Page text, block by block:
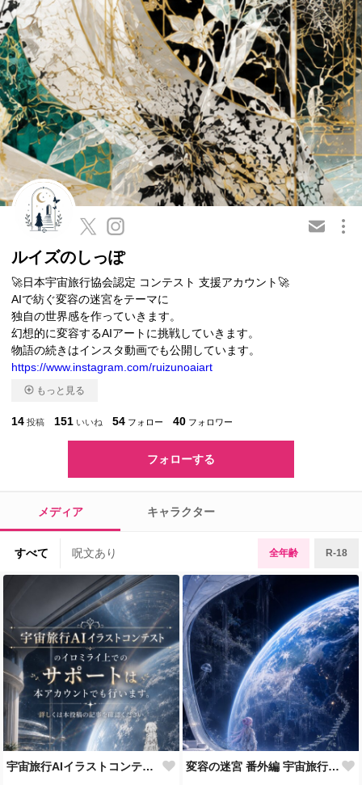
ルイズのしっぽ
🚀日本宇宙旅行協会認定 コンテスト 支援アカウント🚀
AIで紡ぐ変容の迷宮をテーマに
独自の世界感を作っていきます。
幻想的に変容するAIアートに挑戦していきます。
物語の続きはインスタ動画でも公開しています。
https://www.instagram.com/ruizunoaiart
もっと見る
14 投稿 151 いいね 54 フォロー 40 フォロワー
フォローする
メディア キャラクター
すべて 呪文あり 全年齢 R-18
宇宙旅行AIイラストコンテストについて 変容の迷宮 番外編 宇宙旅行 蒼星軌道庭園